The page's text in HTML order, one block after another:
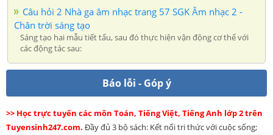
Câu hỏi 2 Nhà ga âm nhạc trang 57 SGK Âm nhạc 2 -
Chân trời sáng tạo
Sáng tạo hai mẫu tiết tấu, sau đó thực hiện vận động cơ thể với
các động tác sau:
Báo lỗi - Góp ý
>> Học trực tuyến các môn Toán, Tiếng Việt, Tiếng Anh lớp 2 trên
Tuyensinh247.com. Đầy đủ 3 bộ sách: Kết nối tri thức với cuộc sống;